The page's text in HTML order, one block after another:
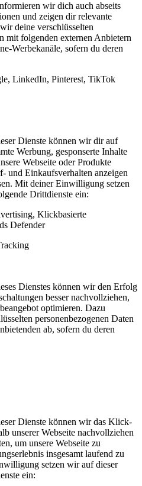
wir dich auch abseits
und zeigen dir relevante
deine verschlüsselten
mit folgenden externen Anbietern
Werbekanäle, sofern du deren
LinkedIn, Pinterest, TikTok
Dienste können wir dir auf
Werbung, gesponserte Inhalte
Webseite oder Produkte
und Einkaufsverhalten anzeigen
Mit deiner Einwilligung setzen
Drittdienste ein:
Klickbasierte
Defender
Dienstes können wir den Erfolg
besser nachvollziehen,
optimieren. Dazu
personenbezogenen Daten
ab, sofern du deren
Dienste können wir das Klick-
unserer Webseite nachvollziehen
um unsere Webseite zu
insgesamt laufend zu
setzen wir auf dieser
ein: